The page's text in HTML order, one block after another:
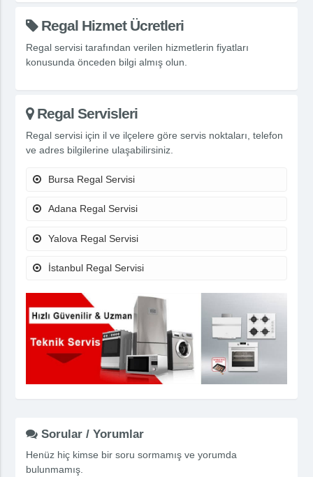
Regal Hizmet Ücretleri
Regal servisi tarafından verilen hizmetlerin fiyatları
konusunda önceden bilgi almış olun.
Regal Servisleri
Regal servisi için il ve ilçelere göre servis noktaları, telefon
ve adres bilgilerine ulaşabilirsiniz.
Bursa Regal Servisi
Adana Regal Servisi
Yalova Regal Servisi
İstanbul Regal Servisi
Sorular / Yorumlar
Henüz hiç kimse bir soru sormamış ve yorumda
bulunmamış.